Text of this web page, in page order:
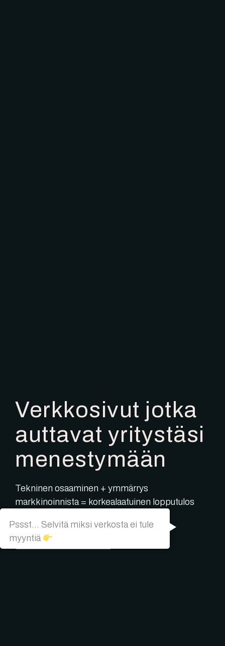
Verkkosivut jotka
auttavat yritystäsi
menestymään
Tekninen osaaminen + ymmärrys
markkinoinnista = korkealaatuinen lopputulos
Ota yhteyttä
Pssst... Selvitä miksi verkosta ei tule
myyntiä